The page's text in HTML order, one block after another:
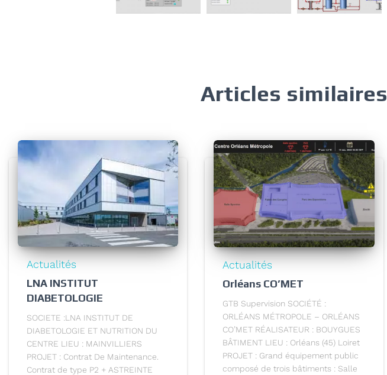
Articles similaires
Actualités
LNA INSTITUT
DIABETOLOGIE
SOCIETE :LNA INSTITUT DE
DIABETOLOGIE ET NUTRITION DU
CENTRE LIEU : MAINVILLIERS
PROJET : Contrat De Maintenance.
Contrat de type P2 + ASTREINTE
Actualités
Orléans CO’MET
GTB Supervision SOCIÉTÉ :
ORLÉANS MÉTROPOLE – ORLÉANS
CO’MET RÉALISATEUR : BOUYGUES
BÂTIMENT LIEU : Orléans (45) Loiret
PROJET : Grand équipement public
composé de trois bâtiments : Salle